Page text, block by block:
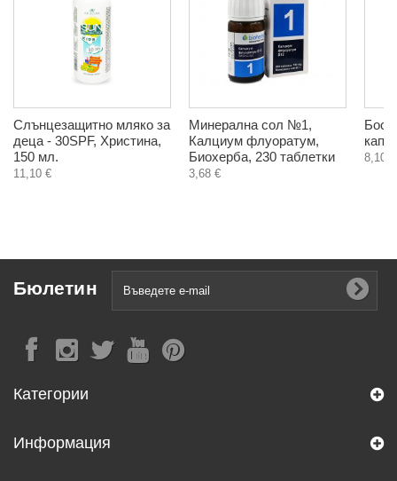
Слънцезащитно мляко за
деца - 30SPF, Христина,
150 мл.
11,10 €
Минерална сол №1,
Калциум флуоратум,
Биохерба, 230 таблетки
3,68 €
8,10 €
Бюлетин
Категории
Информация